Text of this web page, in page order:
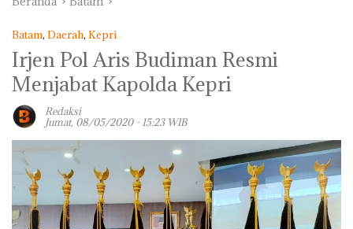
Batam, Daerah, Kepri
Irjen Pol Aris Budiman Resmi
Menjabat Kapolda Kepri
Redaksi
Jumat, 08/05/2020 - 15:23 WIB